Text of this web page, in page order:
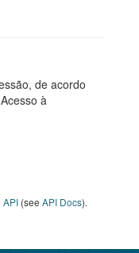
de acordo
à
API (see API Docs).